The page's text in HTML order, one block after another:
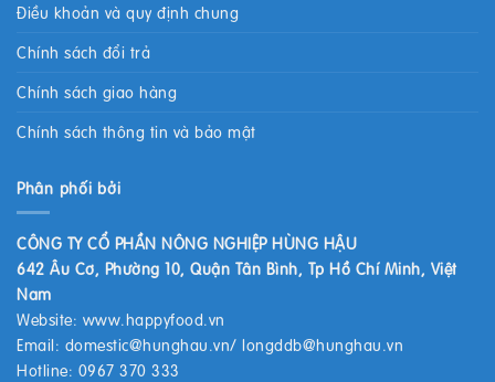
Điều khoản và quy định chung
Chính sách đổi trả
Chính sách giao hàng
Chính sách thông tin và bảo mật
Phân phối bởi
CÔNG TY CỔ PHẦN NÔNG NGHIỆP HÙNG HẬU
642 Âu Cơ, Phường 10, Quận Tân Bình, Tp Hồ Chí Minh, Việt
Nam
Website: www.happyfood.vn
Email: domestic@hunghau.vn/ longddb@hunghau.vn
Hotline: 0967 370 333